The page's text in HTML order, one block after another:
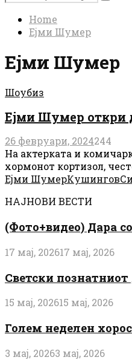
for:
Search
Home
Ејми Шумер
Ејми Шумер
Шоубиз
Ејми Шумер откри
26 февруари, 2024244
На актерката и
хормонот кортизол,
Ејми ШумерКушингов
НАЈНОВИ ВЕСТИ
(Фото+видео) Дара
17 мај, 202617 мај, 2026
Светски познатниот
15 мај, 202615 мај, 2026
Голем неделен
3 мај, 20263 мај, 2026